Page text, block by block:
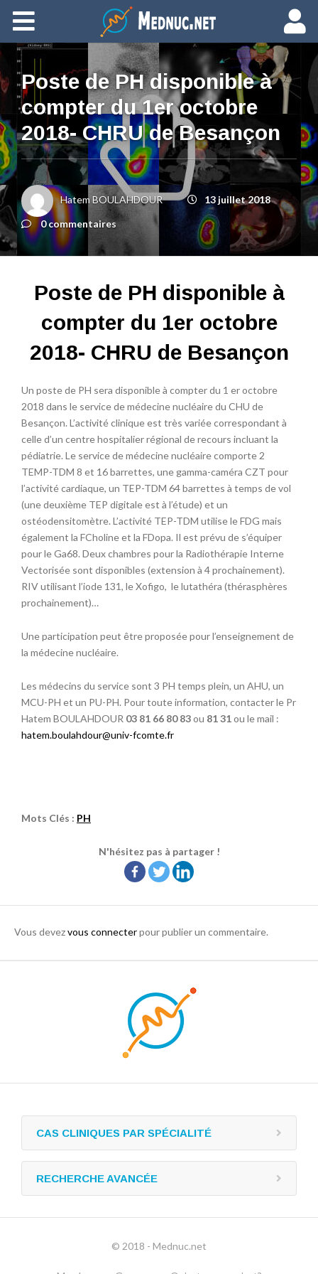
Ajouter du contenu
Poste de PH disponible à
compter du 1er octobre
2018- CHRU de Besançon
Hatem BOULAHDOUR
13 juillet 2018
0 commentaires
Poste de PH disponible à
compter du 1er octobre
2018- CHRU de Besançon
Un poste de PH sera disponible à compter du 1 er octobre
2018 dans le service de médecine nucléaire du CHU de
Besançon. L’activité clinique est très variée correspondant à
celle d’un centre hospitalier régional de recours incluant la
pédiatrie. Le service de médecine nucléaire comporte 2
TEMP-TDM 8 et 16 barrettes, une gamma-caméra CZT pour
l’activité cardiaque, un TEP-TDM 64 barrettes à temps de vol
(une deuxième TEP digitale est à l’étude) et un
ostéodensitomètre. L’activité TEP-TDM utilise le FDG mais
également la FCholine et la FDopa. Il est prévu de s’équiper
pour le Ga68. Deux chambres pour la Radiothérapie Interne
Vectorisée sont disponibles (extension à 4 prochainement).
RIV utilisant l’iode 131, le Xofigo, le lutathéra (thérasphères
prochainement)…
Une participation peut être proposée pour l’enseignement de
la médecine nucléaire.
Les médecins du service sont 3 PH temps plein, un AHU, un
MCU-PH et un PU-PH. Pour toute information, contacter le Pr
Hatem BOULAHDOUR 03 81 66 80 83ou 81 31ou le mail :
hatem.boulahdour@univ-fcomte.fr
Mots Clés : PH
N'hésitez pas à partager !
Vous devezvous connecterpour publier un commentaire.
CAS CLINIQUES PAR SPÉCIALITÉ
RECHERCHE AVANCÉE
© 2018 - Mednuc.net